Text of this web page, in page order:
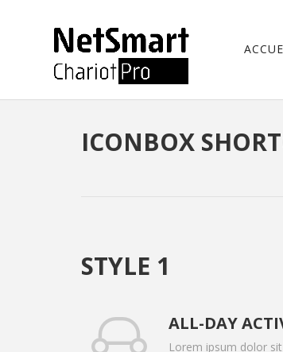
HOME/ ICONBOX SHORTCODE
ICONBOX
STYLE 1
ALL-DAY
Lorem ipsum dolor